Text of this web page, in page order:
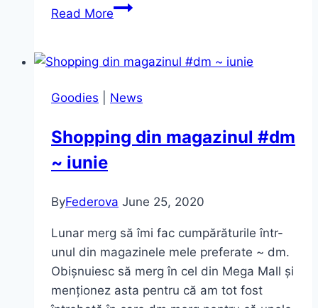
Read MoreHot!
Lipfinity
la
Factor
Goodies News
Shopping din magazinul #dm
~ iunie
ByFederova June 25, 2020
Lunar merg să îmi fac cumpărăturile într-
unul din magazinele mele preferate ~ dm.
Obișnuiesc să merg în cel din Mega Mall și
menționez asta pentru că am tot fost